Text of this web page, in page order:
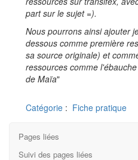
part sur le sujet =).
Nous pourrons ainsi ajouter
dessous comme première
sa source originale) et
ressources comme
de Maïa"
Catégorie : Fiche pratique
Pages liées
Suivi des pages liées